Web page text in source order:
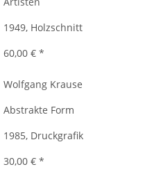
1949, Holzschnitt
60,00 €*
Wolfgang Krause
Abstrakte Form
1985, Druckgrafik
30,00 €*